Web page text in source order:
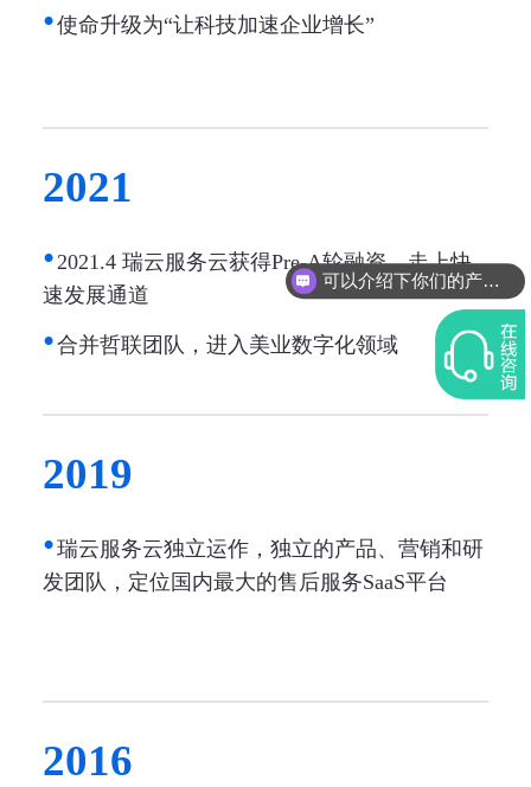
使命升级为“让科技加速企业增长”
2021
2021.4 瑞云服务云获得Pre-A轮融资，走上快
速发展通道
合并哲联团队，进入美业数字化领域
2019
瑞云服务云独立运作，独立的产品、营销和研
发团队，定位国内最大的售后服务SaaS平台
2016
可以介绍下你们的产品么？